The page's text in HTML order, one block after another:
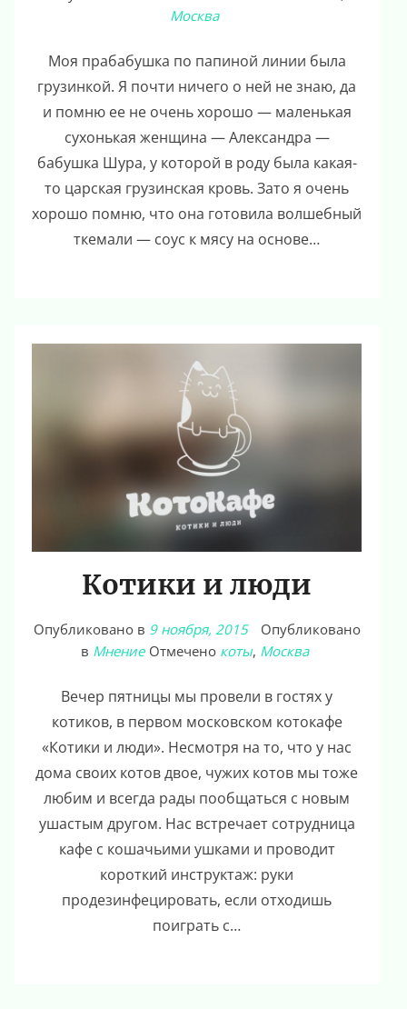
Москва
Моя прабабушка по папиной линии была
грузинкой. Я почти ничего о ней не знаю, да
и помню ее не очень хорошо — маленькая
сухонькая женщина — Александра —
бабушка Шура, у которой в роду была какая-
то царская грузинская кровь. Зато я очень
хорошо помню, что она готовила волшебный
ткемали — соус к мясу на основе…
Котики и люди
Опубликовано в 9 ноября, 2015
Опубликовано
в Мнение Отмечено коты, Москва
Вечер пятницы мы провели в гостях у
котиков, в первом московском котокафе
«Котики и люди». Несмотря на то, что у нас
дома своих котов двое, чужих котов мы тоже
любим и всегда рады пообщаться с новым
ушастым другом. Нас встречает сотрудница
кафе с кошачьими ушками и проводит
короткий инструктаж: руки
продезинфецировать, если отходишь
поиграть с…